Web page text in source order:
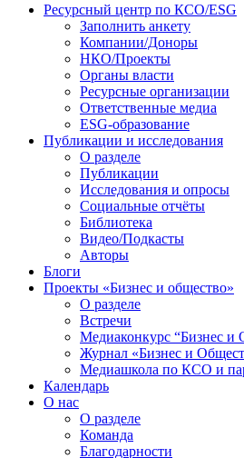
Перейти
содержимому
Ресурсный центр по КСО/ESG
Заполнить анкету
Компании/Доноры
НКО/Проекты
Органы власти
Ресурсные организации
Ответственные медиа
ESG-образование
Публикации и исследования
О разделе
Публикации
Исследования и опросы
Социальные отчёты
Библиотека
Видео/Подкасты
Авторы
Блоги
Проекты «Бизнес и общество»
О разделе
Встречи
Медиаконкурс “Бизнес и
Журнал «Бизнес и
Медиашкола по КСО и
Календарь
О нас
О разделе
Команда
Благодарности